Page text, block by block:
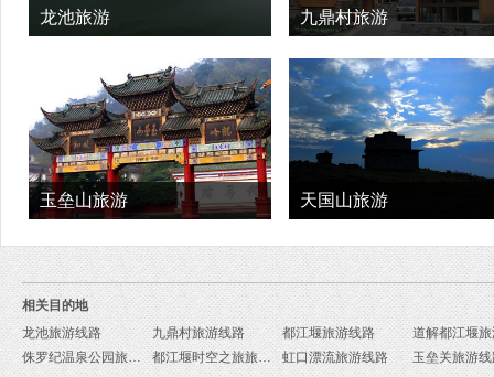
龙池旅游 九鼎村旅游
玉垒山旅游 天国山旅游
相关目的地
龙池旅游线路
九鼎村旅游线路 都江堰旅游线路
道解都江堰
侏罗纪温泉公园旅游线路
都江堰时空之旅旅游线路 虹口漂流旅游线路 玉垒关旅游